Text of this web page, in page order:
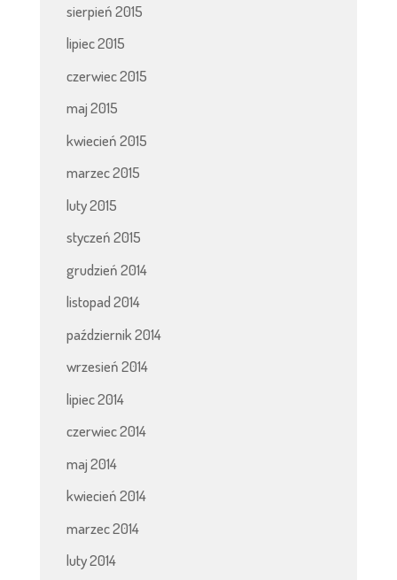
sierpień 2015
lipiec 2015
czerwiec 2015
maj 2015
kwiecień 2015
marzec 2015
luty 2015
styczeń 2015
grudzień 2014
listopad 2014
październik 2014
wrzesień 2014
lipiec 2014
czerwiec 2014
maj 2014
kwiecień 2014
marzec 2014
luty 2014